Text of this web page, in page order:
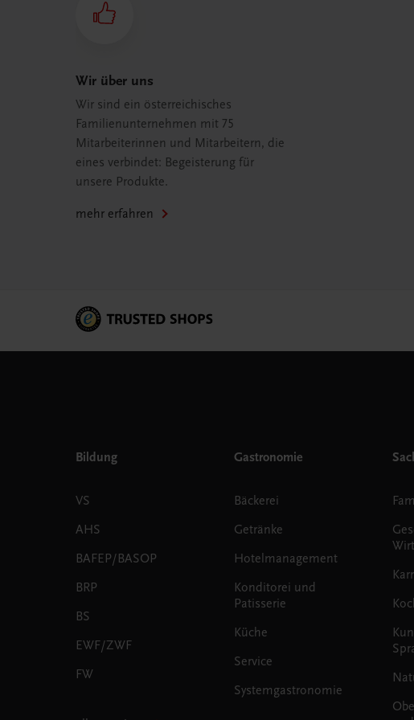
Wir über uns
Wir sind ein österreichisches
Familienunternehmen mit 75
Mitarbeiterinnen und Mitarbeitern, die
eines verbindet: Begeisterung für
unsere Produkte.
mehr erfahren
Bildung
VS
AHS
BAFEP/BASOP
BRP
BS
EWF/ZWF
FW
Gastronomie
Bäckerei
Getränke
Hotelmanagement
Konditorei und
Patisserie
Küche
Service
Systemgastronomie